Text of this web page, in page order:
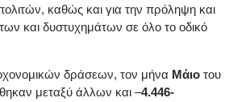
καθώς και για την πρόληψη και
και δυστυχημάτων σε όλο το οδικό
δράσεων, τον μήνα Μάιο του
μεταξύ άλλων και –4.446-